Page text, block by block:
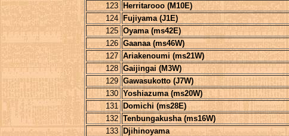
123
Herritarooo (M10E)
124
Fujiyama (J1E)
125 Oyama (ms42E)
126 Gaanaa (ms46W)
127 Ariakenoumi (ms21W)
128 Gaijingai (M3W)
129 Gawasukotto (J7W)
130 Yoshiazuma (ms20W)
131
Domichi (ms28E)
132 Tenbungakusha (ms16W)
133
Djihinoyama